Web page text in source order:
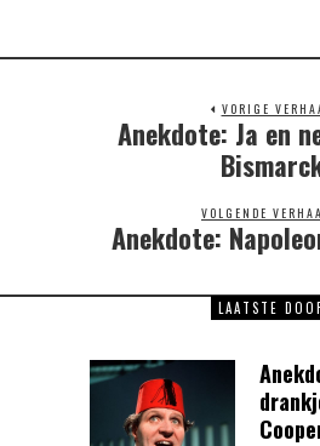
VORIGE
Anekdote: Ja en
VOLGENDE
Next
Anekdote:
LAATSTE